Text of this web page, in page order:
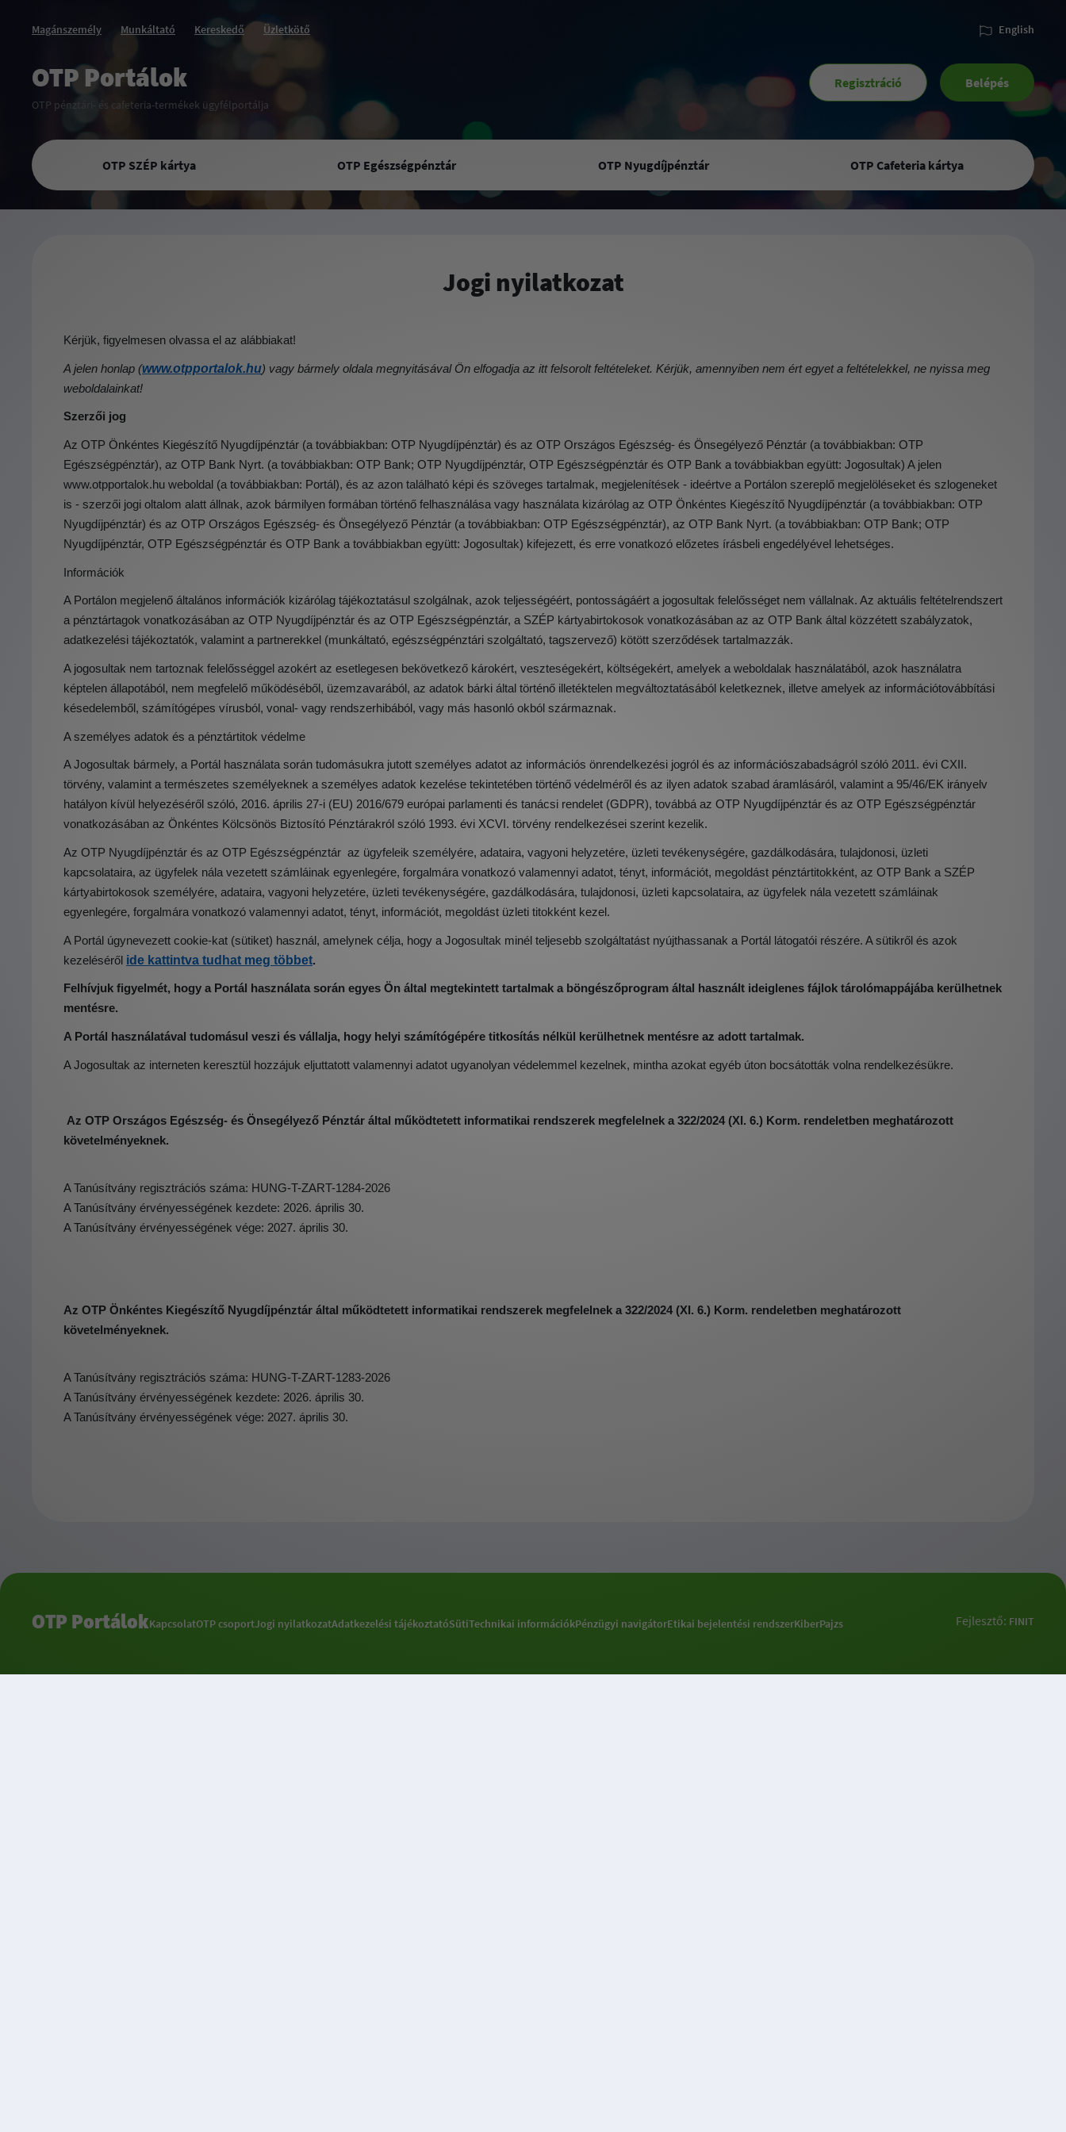
Magánszemély Munkáltató Kereskedő Üzletkötő English
OTP Portálok
OTP pénztári- és cafeteria-termékek ügyfélportálja
Regisztráció Belépés
OTP SZÉP kártya OTP Egészségpénztár OTP Nyugdíjpénztár OTP Cafeteria kártya
Jogi nyilatkozat
Kérjük, figyelmesen olvassa el az alábbiakat!
A jelen honlap (www.otpportalok.hu) vagy bármely oldala megnyitásával Ön elfogadja az itt felsorolt feltételeket. Kérjük, amennyiben nem ért egyet a feltételekkel, ne nyissa meg
weboldalainkat!
Szerzői jog
Az OTP Önkéntes Kiegészítő Nyugdíjpénztár (a továbbiakban: OTP Nyugdíjpénztár) és az OTP Országos Egészség- és Önsegélyező Pénztár (a továbbiakban: OTP
Egészségpénztár), az OTP Bank Nyrt. (a továbbiakban: OTP Bank; OTP Nyugdíjpénztár, OTP Egészségpénztár és OTP Bank a továbbiakban együtt: Jogosultak) A jelen
www.otpportalok.hu weboldal (a továbbiakban: Portál), és az azon található képi és szöveges tartalmak, megjelenítések - ideértve a Portálon szereplő megjelöléseket és szlogeneket
is - szerzői jogi oltalom alatt állnak, azok bármilyen formában történő felhasználása vagy használata kizárólag az OTP Önkéntes Kiegészítő Nyugdíjpénztár (a továbbiakban: OTP
Nyugdíjpénztár) és az OTP Országos Egészség- és Önsegélyező Pénztár (a továbbiakban: OTP Egészségpénztár), az OTP Bank Nyrt. (a továbbiakban: OTP Bank; OTP
Nyugdíjpénztár, OTP Egészségpénztár és OTP Bank a továbbiakban együtt: Jogosultak) kifejezett, és erre vonatkozó előzetes írásbeli engedélyével lehetséges.
Információk
A Portálon megjelenő általános információk kizárólag tájékoztatásul szolgálnak, azok teljességéért, pontosságáért a jogosultak felelősséget nem vállalnak. Az aktuális feltételrendszert
a pénztártagok vonatkozásában az OTP Nyugdíjpénztár és az OTP Egészségpénztár, a SZÉP kártyabirtokosok vonatkozásában az az OTP Bank által közzétett szabályzatok,
adatkezelési tájékoztatók, valamint a partnerekkel (munkáltató, egészségpénztári szolgáltató, tagszervező) kötött szerződések tartalmazzák.
A jogosultak nem tartoznak felelősséggel azokért az esetlegesen bekövetkező károkért, veszteségekért, költségekért, amelyek a weboldalak használatából, azok használatra
képtelen állapotából, nem megfelelő működéséből, üzemzavarából, az adatok bárki által történő illetéktelen megváltoztatásából keletkeznek, illetve amelyek az információtovábbítási
késedelemből, számítógépes vírusból, vonal- vagy rendszerhibából, vagy más hasonló okból származnak.
A személyes adatok és a pénztártitok védelme
A Jogosultak bármely, a Portál használata során tudomásukra jutott személyes adatot az információs önrendelkezési jogról és az információszabadságról szóló 2011. évi CXII.
törvény, valamint a természetes személyeknek a személyes adatok kezelése tekintetében történő védelméről és az ilyen adatok szabad áramlásáról, valamint a 95/46/EK irányelv
hatályon kívül helyezéséről szóló, 2016. április 27-i (EU) 2016/679 európai parlamenti és tanácsi rendelet (GDPR), továbbá az OTP Nyugdíjpénztár és az OTP Egészségpénztár
vonatkozásában az Önkéntes Kölcsönös Biztosító Pénztárakról szóló 1993. évi XCVI. törvény rendelkezései szerint kezelik.
Az OTP Nyugdíjpénztár és az OTP Egészségpénztár az ügyfeleik személyére, adataira, vagyoni helyzetére, üzleti tevékenységére, gazdálkodására, tulajdonosi, üzleti
kapcsolataira, az ügyfelek nála vezetett számláinak egyenlegére, forgalmára vonatkozó valamennyi adatot, tényt, információt, megoldást pénztártitokként, az OTP Bank a SZÉP
kártyabirtokosok személyére, adataira, vagyoni helyzetére, üzleti tevékenységére, gazdálkodására, tulajdonosi, üzleti kapcsolataira, az ügyfelek nála vezetett számláinak
egyenlegére, forgalmára vonatkozó valamennyi adatot, tényt, információt, megoldást üzleti titokként kezel.
A Portál úgynevezett cookie-kat (sütiket) használ, amelynek célja, hogy a Jogosultak minél teljesebb szolgáltatást nyújthassanak a Portál látogatói részére. A sütikről és azok
kezeléséről ide kattintva tudhat meg többet.
Felhívjuk figyelmét, hogy a Portál használata során egyes Ön által megtekintett tartalmak a böngészőprogram által használt ideiglenes fájlok tárolómappájába kerülhetnek
mentésre.
A Portál használatával tudomásul veszi és vállalja, hogy helyi számítógépére titkosítás nélkül kerülhetnek mentésre az adott tartalmak.
A Jogosultak az interneten keresztül hozzájuk eljuttatott valamennyi adatot ugyanolyan védelemmel kezelnek, mintha azokat egyéb úton bocsátották volna rendelkezésükre.
Az OTP Országos Egészség- és Önsegélyező Pénztár által működtetett informatikai rendszerek megfelelnek a 322/2024 (XI. 6.) Korm. rendeletben meghatározott
követelményeknek.
A Tanúsítvány regisztrációs száma: HUNG-T-ZART-1284-2026
A Tanúsítvány érvényességének kezdete: 2026. április 30.
A Tanúsítvány érvényességének vége: 2027. április 30.
Az OTP Önkéntes Kiegészítő Nyugdíjpénztár által működtetett informatikai rendszerek megfelelnek a 322/2024 (XI. 6.) Korm. rendeletben meghatározott
követelményeknek.
A Tanúsítvány regisztrációs száma: HUNG-T-ZART-1283-2026
A Tanúsítvány érvényességének kezdete: 2026. április 30.
A Tanúsítvány érvényességének vége: 2027. április 30.
OTP PortálokKapcsolatOTP csoportJogi nyilatkozatAdatkezelési tájékoztatóSütiTechnikai információkPénzügyi navigátorEtikai bejelentési rendszerKiberPajzs Fejlesztő: FINIT